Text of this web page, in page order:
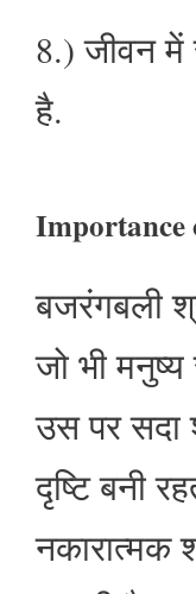
8.) जीवन में
है.
बजरंगबली
जो भी
उस पर सदा
दृष्टि बनी
नकारात्मक